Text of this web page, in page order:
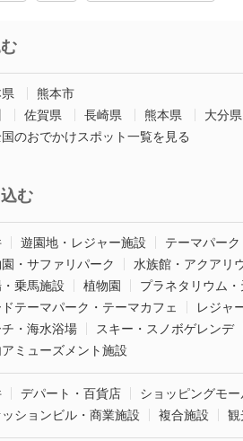
熊本市
佐賀県 長崎県 熊本県 大分県
のおでかけスポット一覧を見る
む
遊園地・レジャー施設
テーマパー
・サファリパーク
水族館・アクアリ
乗馬施設
植物園 プラネタリウム・
テーマパーク・テーマカフェ
レジャ
チ・海水浴場
スキー・スノボゲレンデ
ミューズメント施設
デパート・百貨店 ショッピングモー
ションビル・商業施設
複合施設 観